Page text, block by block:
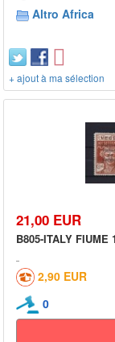
Altro Africa
+ ajout à ma sélection
21,00 EUR
B805-ITALY FIUME
2,90 EUR
0